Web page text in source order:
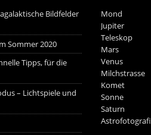
Bildfelder
Sommer 2020
Tipps, für die
– Lichtspiele und
Mond
Jupiter
Teleskop
Mars
Venus
Milchstrasse
Komet
Sonne
Saturn